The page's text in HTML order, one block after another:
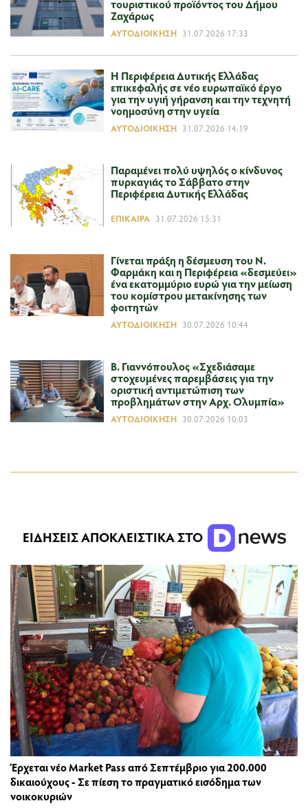
τουριστικού προϊόντος του Δήμου
Ζαχάρως
ΑΥΤΟΔΙΟΊΚΗΣΗ 31.07.2026 17:33
Η Περιφέρεια Δυτικής Ελλάδας
επικεφαλής σε νέο ευρωπαϊκό έργο
για την υγιή γήρανση και την τεχνητή
νοημοσύνη στην υγεία
ΑΥΤΟΔΙΟΊΚΗΣΗ 31.07.2026 14:19
Παραμένει πολύ υψηλός ο κίνδυνος
πυρκαγιάς το Σάββατο στην
Περιφέρεια Δυτικής Ελλάδας
ΕΠΊΚΑΙΡΑ 31.07.2026 15:31
Γίνεται πράξη η δέσμευση του Ν.
Φαρμάκη και η Περιφέρεια «δεσμεύει»
ένα εκατομμύριο ευρώ για την μείωση
του κομίστρου μετακίνησης των
φοιτητών
ΑΥΤΟΔΙΟΊΚΗΣΗ 30.07.2026 10:44
Β. Γιαννόπουλος «Σχεδιάσαμε
στοχευμένες παρεμβάσεις για την
οριστική αντιμετώπιση των
προβλημάτων στην Αρχ. Ολυμπία»
ΑΥΤΟΔΙΟΊΚΗΣΗ 30.07.2026 10:03
ΕΙΔΗΣΕΙΣ ΑΠΟΚΛΕΙΣΤΙΚΑ ΣΤΟ
Έρχεται νέο Market Pass από Σεπτέμβριο για 200.000
δικαιούχους - Σε πίεση το πραγματικό εισόδημα των
νοικοκυριών